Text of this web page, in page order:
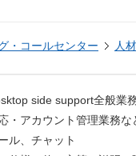
・コールセンター 人
side support全般業
・アカウント管理業務な
ル、チャット